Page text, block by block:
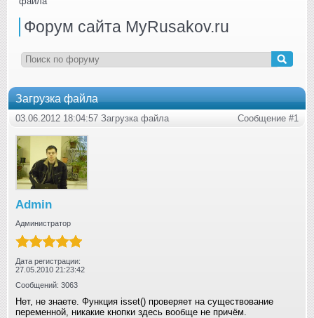
Форум сайта MyRusakov.ru
Загрузка файла
03.06.2012 18:04:57 Загрузка файла Сообщение #1
Admin
Администратор
Дата регистрации:
27.05.2010 21:23:42
Сообщений: 3063
Нет, не знаете. Функция isset() проверяет на существование
переменной, никакие кнопки здесь вообще не причём.